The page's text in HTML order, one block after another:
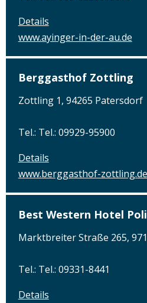
Details
www.ayinger-in-der-au.de
Berggasthof Zottling
Zottling 1, 94265 Patersdorf
Tel.: Tel.: 09929-95900
Details
www.berggasthof-zottling.de
Best Western Hotel
Marktbreiter Straße 265,
Tel.: Tel.: 09331-8441
Details